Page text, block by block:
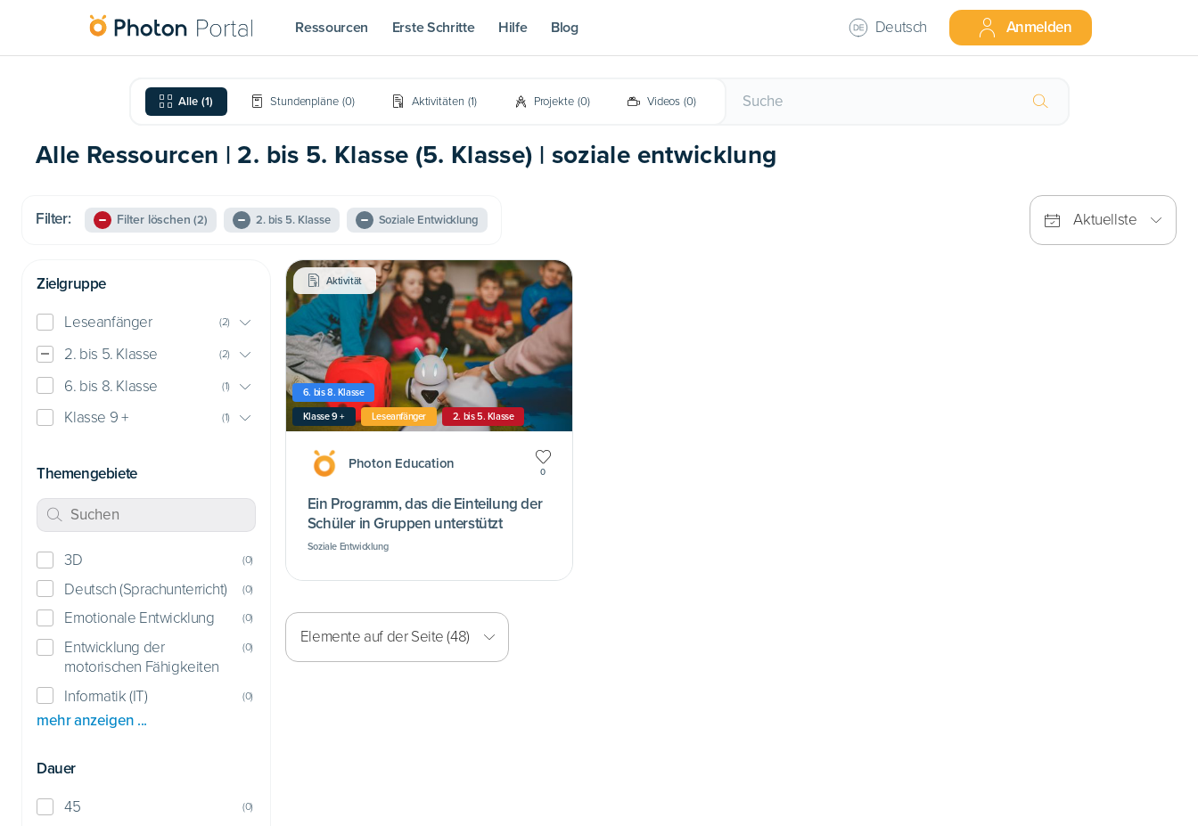
Ressourcen Erste Schritte Hilfe Blog Deutsch Anmelden
Alle (1) Stundenpläne (0) Aktivitäten (1) Projekte (0) Videos (0)
Alle Ressourcen | 2. bis 5. Klasse (5. Klasse) | soziale entwicklung
Filter: Filter löschen (2) 2. bis 5. Klasse Soziale Entwicklung Aktuellste
Zielgruppe
Leseanfänger (2)
2. bis 5. Klasse (2)
6. bis 8. Klasse (1)
Klasse 9 + (1)
Themengebiete
3D (0)
Deutsch (Sprachunterricht) (0)
Emotionale Entwicklung (0)
Entwicklung der
motorischen Fähigkeiten
(0)
Informatik (IT) (0)
mehr anzeigen ...
Dauer
45 (0)
Aktivität
Klasse 9 + Leseanfänger 2. bis 5. Klasse
6. bis 8. Klasse
Photon Education
0
Ein Programm, das die Einteilung der
Schüler in Gruppen unterstützt
Soziale Entwicklung
Elemente auf der Seite (48)